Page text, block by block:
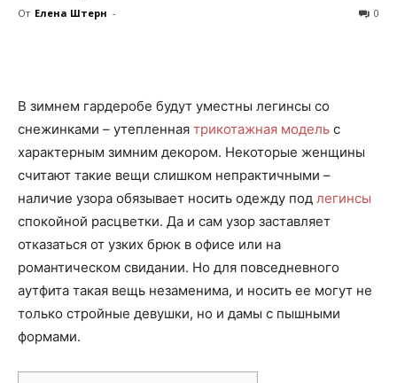
От Елена Штерн - 0
В зимнем гардеробе будут уместны легинсы со
снежинками – утепленная трикотажная модель с
характерным зимним декором. Некоторые женщины
считают такие вещи слишком непрактичными –
наличие узора обязывает носить одежду под легинсы
спокойной расцветки. Да и сам узор заставляет
отказаться от узких брюк в офисе или на
романтическом свидании. Но для повседневного
аутфита такая вещь незаменима, и носить ее могут не
только стройные девушки, но и дамы с пышными
формами.